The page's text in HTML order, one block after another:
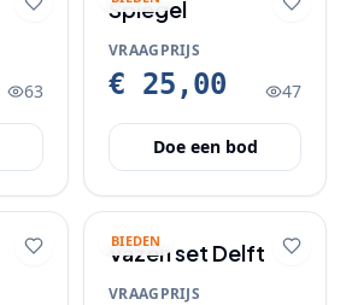
63
Spiegel
VRAAGPRIJS
€ 25,00 47
Doe een bod
BIEDEN
Vazen set Delft
VRAAGPRIJS